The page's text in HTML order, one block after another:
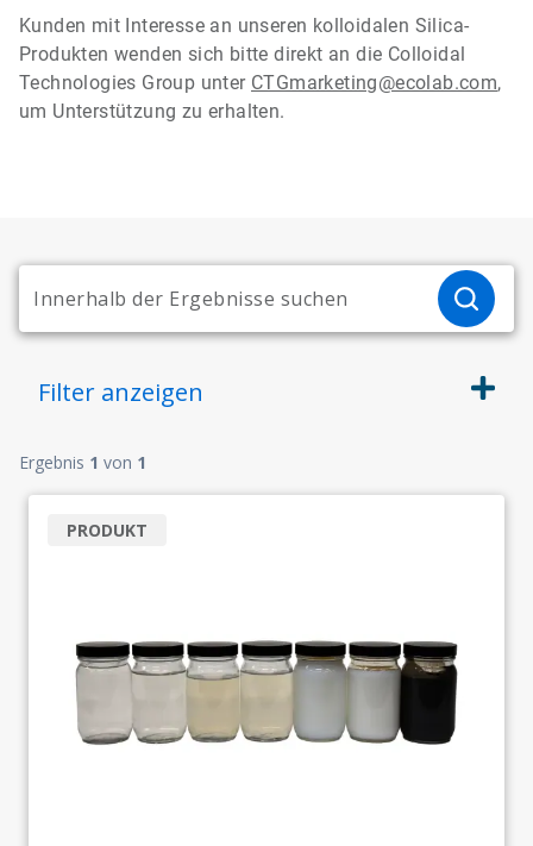
Kunden mit Interesse an unseren kolloidalen Silica-
Produkten wenden sich bitte direkt an die Colloidal
Technologies Group unter CTGmarketing@ecolab.com,
um Unterstützung zu erhalten.
Filter anzeigen
Ergebnis 1 von 1
PRODUKT